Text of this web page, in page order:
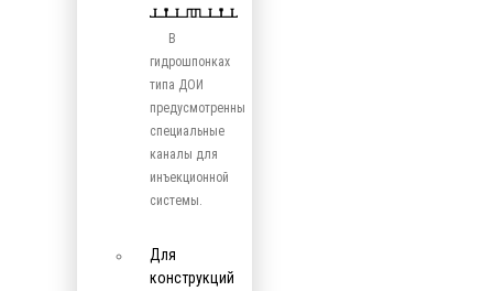
В
гидрошпонках
типа ДОИ
предусмотренны
специальные
каналы для
инъекционной
системы.
Для
конструкций